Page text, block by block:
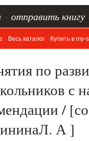
отправить книгу
Весь каталог Купить в my-
по
с
/
А ]